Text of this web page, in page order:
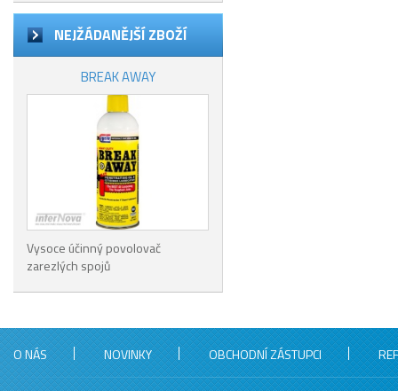
NEJŽÁDANĚJŠÍ ZBOŽÍ
BREAK AWAY
Vysoce účinný povolovač
zarezlých spojů
O NÁS NOVINKY OBCHODNÍ ZÁSTUPCI